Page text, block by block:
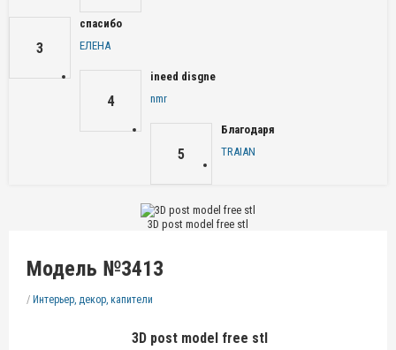
3
спасибо
ЕЛЕНА
4
ineed disgne
nmr
5
Благодаря
TRAIAN
3D post model free stl
Модель №3413
/ Интерьер, декор, капители
3D post model free stl